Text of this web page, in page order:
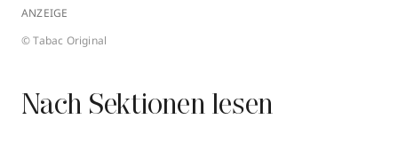
ANZEIGE
© Tabac Original
Nach Sektionen lesen